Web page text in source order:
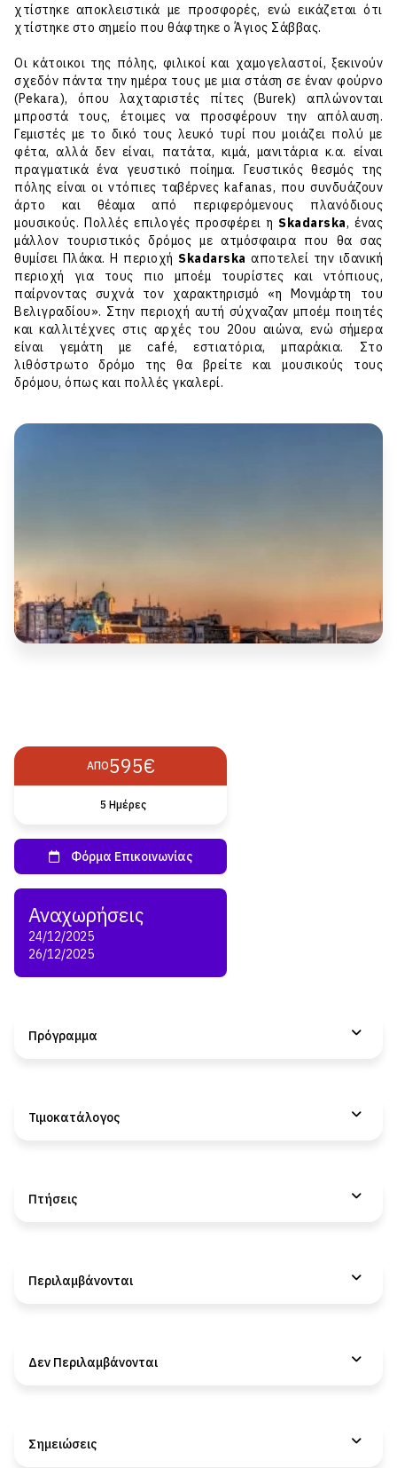
χτίστηκε αποκλειστικά με προσφορές, ενώ εικάζεται ότι
χτίστηκε στο σημείο που θάφτηκε ο Άγιος Σάββας.
Οι κάτοικοι της πόλης, φιλικοί και χαμογελαστοί, ξεκινούν
σχεδόν πάντα την ημέρα τους με μια στάση σε έναν φούρνο
(Pekara), όπου λαχταριστές πίτες (Burek) απλώνονται
μπροστά τους, έτοιμες να προσφέρουν την απόλαυση.
Γεμιστές με το δικό τους λευκό τυρί που μοιάζει πολύ με
φέτα, αλλά δεν είναι, πατάτα, κιμά, μανιτάρια κ.α. είναι
πραγματικά ένα γευστικό ποίημα. Γευστικός θεσμός της
πόλης είναι οι ντόπιες ταβέρνες kafanas, που συνδυάζουν
άρτο και θέαμα από περιφερόμενους πλανόδιους
μουσικούς. Πολλές επιλογές προσφέρει η Skadarska, ένας
μάλλον τουριστικός δρόμος με ατμόσφαιρα που θα σας
θυμίσει Πλάκα. Η περιοχή Skadarska αποτελεί την ιδανική
περιοχή για τους πιο μποέμ τουρίστες και ντόπιους,
παίρνοντας συχνά τον χαρακτηρισμό «η Μονμάρτη του
Βελιγραδίου». Στην περιοχή αυτή σύχναζαν μποέμ ποιητές
και καλλιτέχνες στις αρχές του 20ου αιώνα, ενώ σήμερα
είναι γεμάτη με café, εστιατόρια, μπαράκια. Στο
λιθόστρωτο δρόμο της θα βρείτε και μουσικούς τους
δρόμου, όπως και πολλές γκαλερί.
ΑΠΌ595€
5 Ημέρες
24/12/2025
26/12/2025
Πρόγραμμα
Τιμοκατάλογος
Πτήσεις
Περιλαμβάνονται
Δεν Περιλαμβάνονται
Σημειώσεις